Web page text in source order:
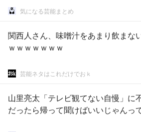
気になる芸能まとめ
関西人さん、味噌汁をあまり飲まな
ｗｗｗｗｗｗｗ
芸能ネタはこれだけでおｋ
山里亮太「テレビ観てない自慢」に
だったら帰って聞けばいいじゃんっ